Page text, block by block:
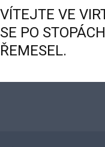
VÍTEJTE VE
SE PO STOPÁCH
ŘEMESEL.